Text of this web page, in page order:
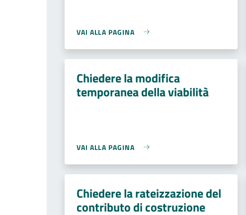
VAI ALLA PAGINA
Chiedere la modifica
temporanea della viabilità
VAI ALLA PAGINA
Chiedere la rateizzazione del
contributo di costruzione